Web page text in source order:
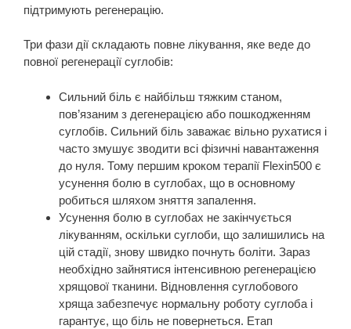
підтримують регенерацію.
Три фази дії складають повне лікування, яке веде до
повної регенерації суглобів:
Сильний біль є найбільш тяжким станом,
пов’язаним з дегенерацією або пошкодженням
суглобів. Сильний біль заважає вільно рухатися і
часто змушує зводити всі фізичні навантаження
до нуля. Тому першим кроком терапії Flexin500 є
усунення болю в суглобах, що в основному
робиться шляхом зняття запалення.
Усунення болю в суглобах не закінчується
лікуванням, оскільки суглоби, що залишились на
цій стадії, знову швидко почнуть боліти. Зараз
необхідно зайнятися інтенсивною регенерацією
хрящової тканини. Відновлення суглобового
хряща забезпечує нормальну роботу суглоба і
гарантує, що біль не повернеться. Етап